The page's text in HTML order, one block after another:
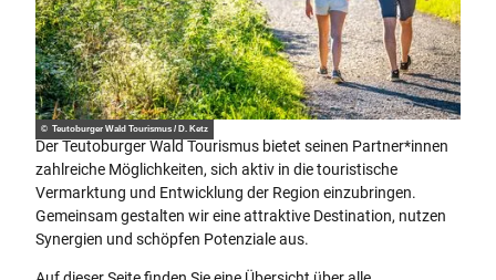
© Teutoburger Wald Tourismus / D. Ketz
Der Teutoburger Wald Tourismus bietet seinen Partner*innen
zahlreiche Möglichkeiten, sich aktiv in die touristische
Vermarktung und Entwicklung der Region einzubringen.
Gemeinsam gestalten wir eine attraktive Destination, nutzen
Synergien und schöpfen Potenziale aus.